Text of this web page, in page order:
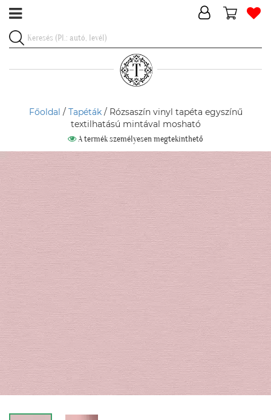
Főoldal / Tapéták/ Rózsaszín vinyl tapéta egyszínű
textilhatású mintával mosható
A termék személyesen megtekinthető